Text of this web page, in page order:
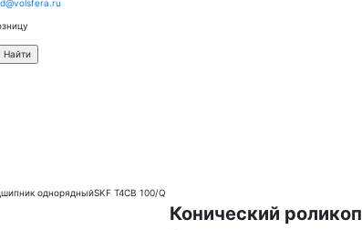
однорядныйSKF T4CB 100/Q
Конический